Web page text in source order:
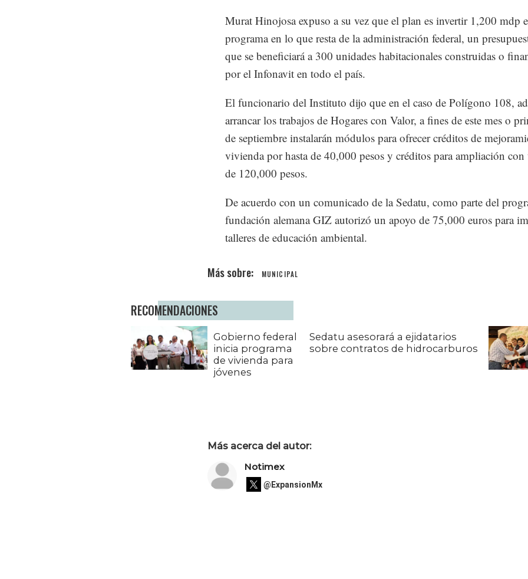
Murat Hinojosa expuso a su vez que el plan es invertir 1,200 mdp
programa en lo que resta de la administración federal, un
que se beneficiará a 300 unidades habitacionales construidas o
por el Infonavit en todo el país.
El funcionario del Instituto dijo que en el caso de Polígono 108,
arrancar los trabajos de Hogares con Valor, a fines de este mes o
de septiembre instalarán módulos para ofrecer créditos de
vivienda por hasta de 40,000 pesos y créditos para ampliación
de 120,000 pesos.
De acuerdo con un comunicado de la Sedatu, como parte del
fundación alemana GIZ autorizó un apoyo de 75,000 euros para
talleres de educación ambiental.
MUNICIPAL
RECOMENDACIONES
Gobierno federal
inicia programa
de vivienda para
jóvenes
Sedatu asesorará a ejidatarios
sobre contratos de hidrocarburos
Más acerca del autor:
Notimex
@ExpansionMx